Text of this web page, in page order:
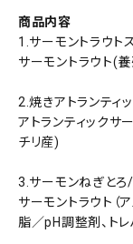
商品内容
1.サーモントラウト
サーモントラウト(
2.焼きアトランティ
アトランティックサ
チリ産)
3.サーモンねぎとろ
サーモントラウト（
脂／pH調整剤、トレ